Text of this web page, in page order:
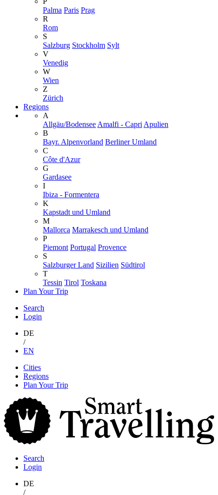
Palma Paris Prag
R
Rom
S
Salzburg Stockholm Sylt
V
Venedig
W
Wien
Z
Zürich
Regions
A
Allgäu/Bodensee Amalfi - Capri Apulien
B
Bayr. Alpenvorland Berliner Umland
C
Côte d'Azur
G
Gardasee
I
Ibiza - Formentera
K
Kapstadt und Umland
M
Mallorca Marrakesch und Umland
P
Piemont Portugal Provence
S
Salzburger Land Sizilien Südtirol
T
Tessin Tirol Toskana
Plan Your Trip
Search
Login
DE
/
EN
Skip
content
Cities
Regions
Plan Your Trip
Search
Login
DE
/